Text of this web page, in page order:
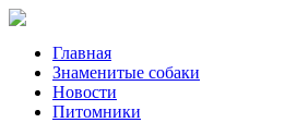
Главная
Знаменитые собаки
Новости
Питомники